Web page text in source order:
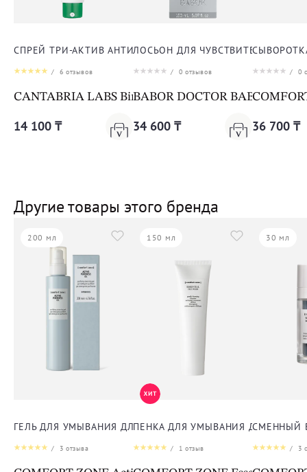
СПРЕЙ ТРИ-АКТИВ АНТИ-АКНЕ ДЛЯ ТЕЛА
/ 6 отзывов
CANTABRIA LABS Biretix Tri-Active Spray Anti-
14 100 ₸
ЛОСЬОН ДЛЯ ЧУВСТВИТЕЛЬНОЙ
/ 0 отзывов
BABOR DOCTOR BABOR
34 600 ₸
/ 0
36 700 ₸
Другие товары этого бренда
200 мл
ГЕЛЬ ДЛЯ УМЫВАНИЯ ДЛЯ ЛИЦА
/ 3 отзыва
150 мл
ПЕНКА ДЛЯ УМЫВАНИЯ ДЛЯ ЛИЦА
/ 1 отзыв
30 мл
СМЕННЫЙ
/ 3